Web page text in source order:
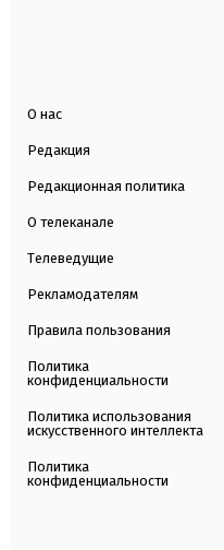
О нас
Редакция
Редакционная политика
О телеканале
Телеведущие
Рекламодателям
Правила пользования
Политика
конфиденциальности
Политика использования
искусственного интеллекта
Политика
конфиденциальности